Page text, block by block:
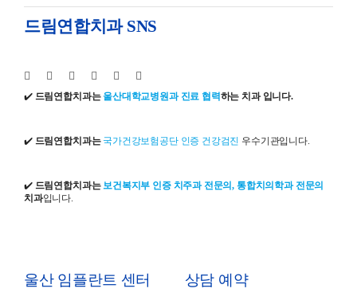
드림연합치과 SNS
✔️ 드림연합치과는 울산대학교병원과 진료 협력하는 치과 입니다.
✔️ 드림연합치과는 국가건강보험공단 인증 건강검진 우수기관입니다.
✔️ 드림연합치과는보건복지부 인증 치주과 전문의, 통합치의학과 전문의
치과입니다.
울산 임플란트 센터 상담 예약